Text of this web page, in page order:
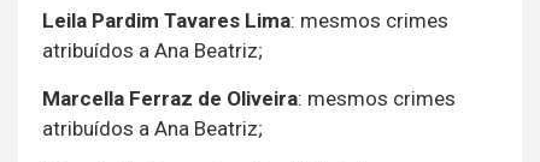
Leila Pardim Tavares Lima: mesmos crimes
atribuídos a Ana Beatriz;
Marcella Ferraz de Oliveira: mesmos crimes
atribuídos a Ana Beatriz;